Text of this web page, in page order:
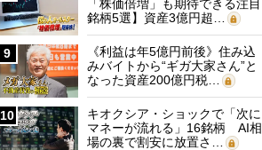
「株価倍増」も期待できる注目
銘柄5選】資産3億円超…
9
《利益は年5億円前後》住み込
みバイトから“ギガ大家さん”と
なった資産200億円税…
10
キオクシア・ショックで「次に
マネーが流れる」16銘柄 AI相
場の裏で割安に放置さ…